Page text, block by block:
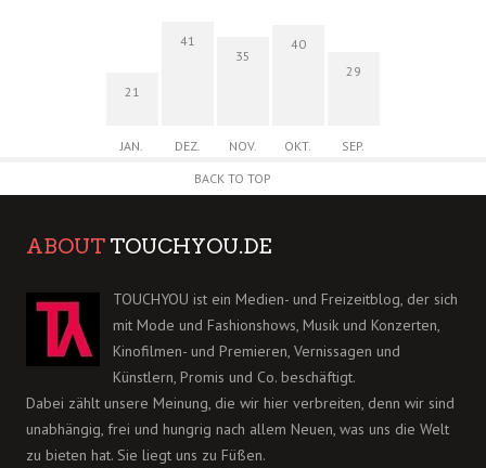
21
JAN.
41
DEZ.
35
NOV.
40
OKT.
29
SEP.
BACK TO TOP
ABOUT TOUCHYOU.DE
TOUCHYOU ist ein Medien- und Freizeitblog, der sich
mit Mode und Fashionshows, Musik und Konzerten,
Kinofilmen- und Premieren, Vernissagen und
Künstlern, Promis und Co. beschäftigt.
Dabei zählt unsere Meinung, die wir hier verbreiten, denn wir sind
unabhängig, frei und hungrig nach allem Neuen, was uns die Welt
zu bieten hat. Sie liegt uns zu Füßen.